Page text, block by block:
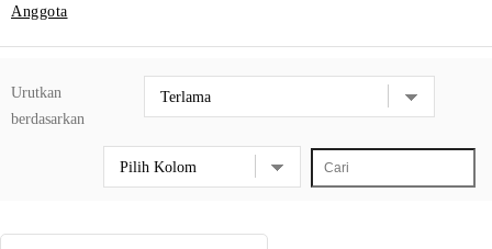
Anggota
Urutkan
berdasarkan